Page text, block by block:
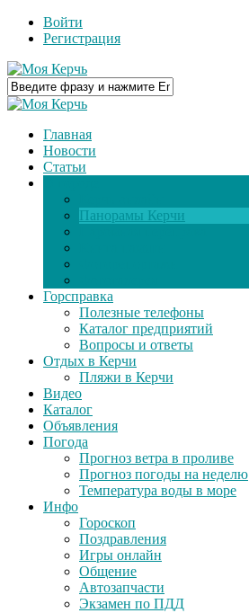
Войти
Регистрация
Главная
Новости
Статьи
Панорамы Керчи
Горсправка
Полезные телефоны
Каталог предприятий
Вопросы и ответы
Отдых в Керчи
Пляжи в Керчи
Видео
Каталог
Объявления
Погода
Прогноз ветра в проливе
Прогноз погоды на неделю
Температура воды в море
Инфо
Гороскоп
Поздравления
Игры онлайн
Общение
Автозапчасти
Экзамен по ПДД